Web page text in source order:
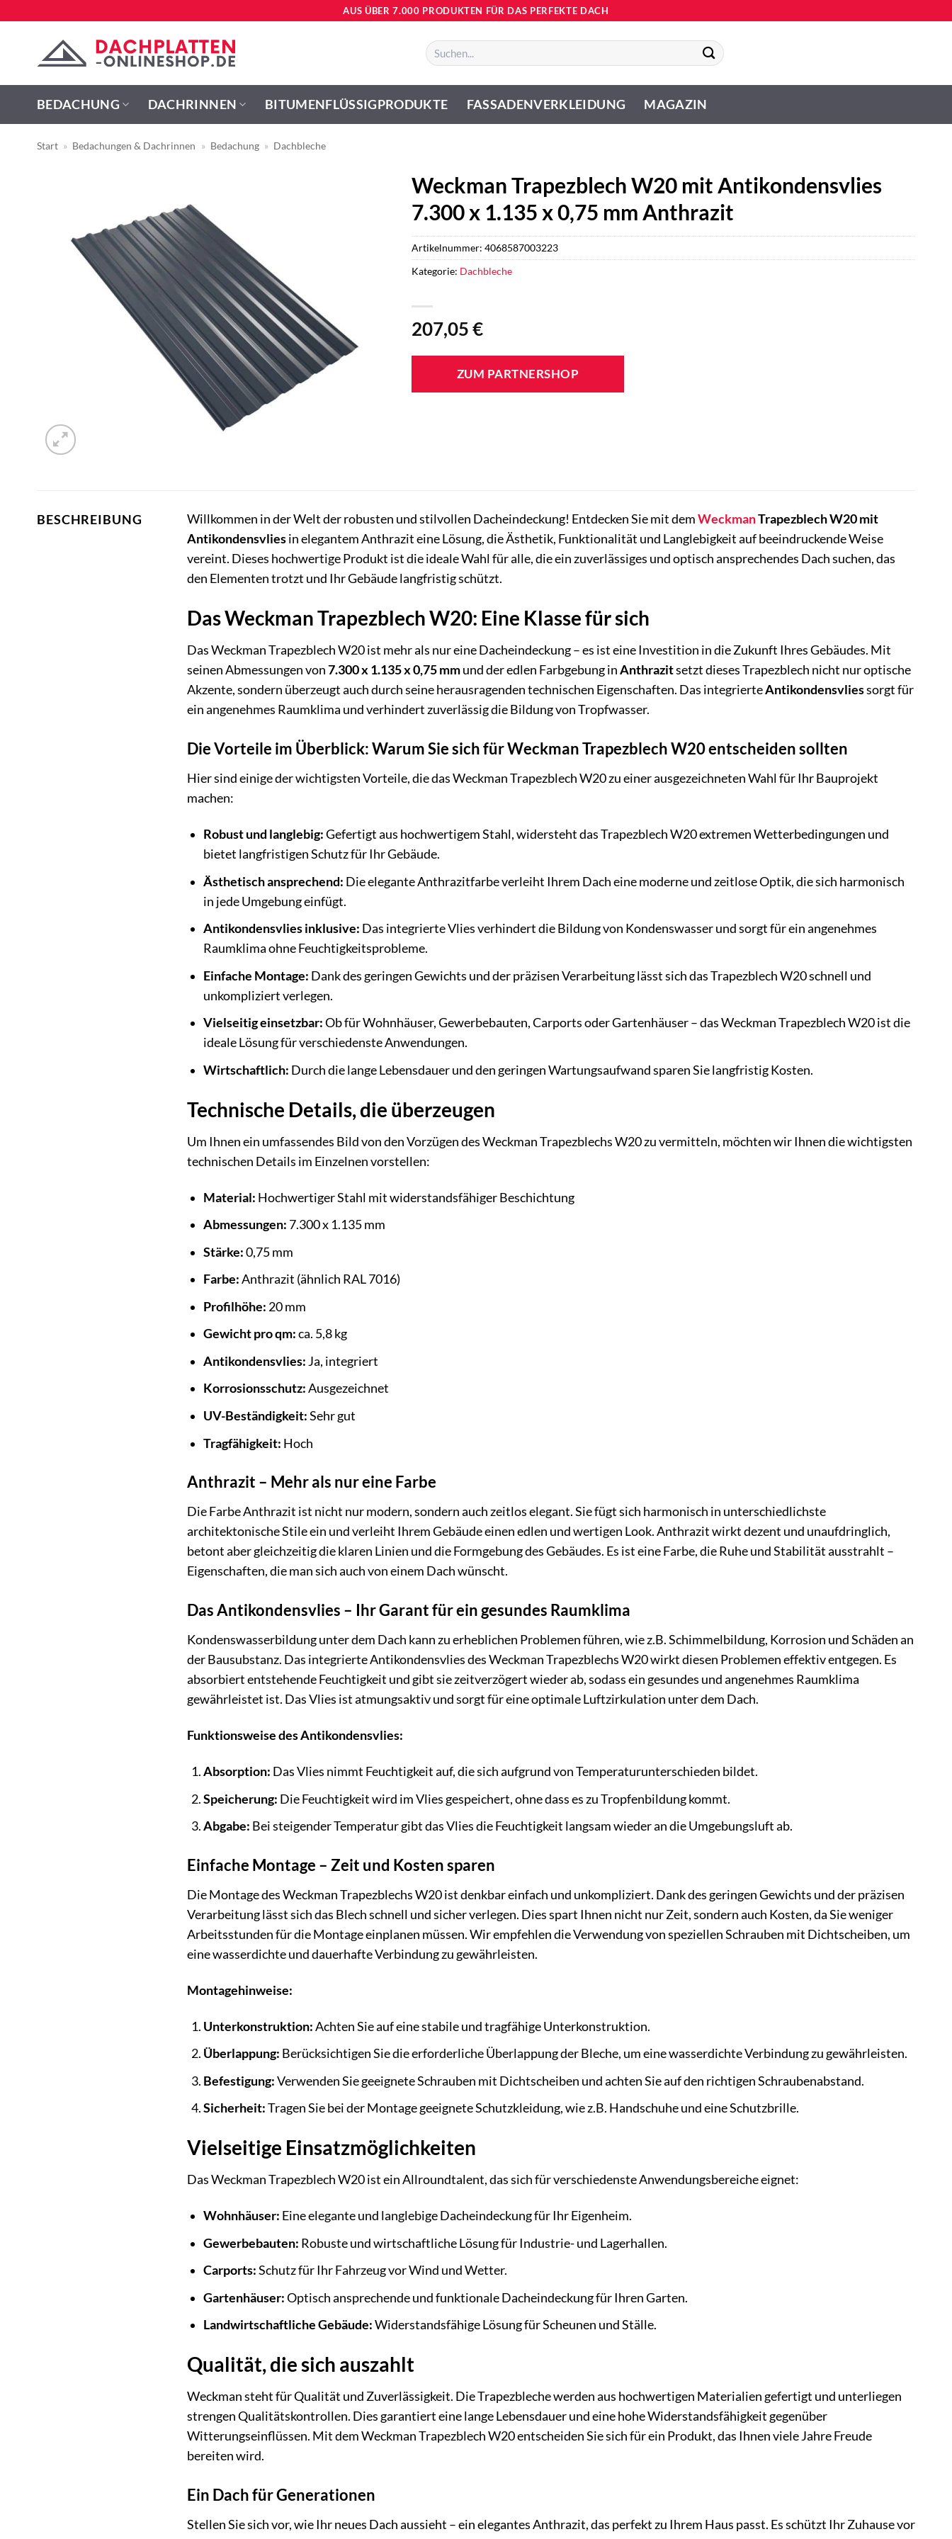
AUS ÜBER 7.000 PRODUKTEN FÜR DAS PERFEKTE DACH
Suchen
nach:
BEDACHUNG DACHRINNEN BITUMENFLÜSSIGPRODUKTE FASSADENVERKLEIDUNG MAGAZIN
Start » Bedachungen & Dachrinnen » Bedachung » Dachbleche
Weckman Trapezblech W20 mit Antikondensvlies
7.300 x 1.135 x 0,75 mm Anthrazit
207,05€
ZUM PARTNERSHOP
Artikelnummer:4068587003223
Kategorie: Dachbleche
BESCHREIBUNG Willkommen in der Welt der robusten und stilvollen Dacheindeckung! Entdecken Sie mit demWeckmanTrapezblech W20 mit
Antikondensvliesin elegantem Anthrazit eine Lösung, die Ästhetik, Funktionalität und Langlebigkeit auf beeindruckende Weise
vereint. Dieses hochwertige Produkt ist die ideale Wahl für alle, die ein zuverlässiges und optisch ansprechendes Dach suchen, das
den Elementen trotzt und Ihr Gebäude langfristig schützt.
Das Weckman Trapezblech W20: Eine Klasse für sich
Das Weckman Trapezblech W20 ist mehr als nur eine Dacheindeckung – es ist eine Investition in die Zukunft Ihres Gebäudes. Mit
seinen Abmessungen von7.300 x 1.135 x 0,75 mmund der edlen Farbgebung inAnthrazitsetzt dieses Trapezblech nicht nur optische
Akzente, sondern überzeugt auch durch seine herausragenden technischen Eigenschaften. Das integrierteAntikondensvliessorgt für
ein angenehmes Raumklima und verhindert zuverlässig die Bildung von Tropfwasser.
Die Vorteile im Überblick: Warum Sie sich für Weckman Trapezblech W20 entscheiden sollten
Hier sind einige der wichtigsten Vorteile, die das Weckman Trapezblech W20 zu einer ausgezeichneten Wahl für Ihr Bauprojekt
machen:
Robust und langlebig:Gefertigt aus hochwertigem Stahl, widersteht das Trapezblech W20 extremen Wetterbedingungen und
bietet langfristigen Schutz für Ihr Gebäude.
Ästhetisch ansprechend: Die elegante Anthrazitfarbe verleiht Ihrem Dach eine moderne und zeitlose Optik, die sich harmonisch
in jede Umgebung einfügt.
Antikondensvlies inklusive: Das integrierte Vlies verhindert die Bildung von Kondenswasser und sorgt für ein angenehmes
Raumklima ohne Feuchtigkeitsprobleme.
Einfache Montage: Dank des geringen Gewichts und der präzisen Verarbeitung lässt sich das Trapezblech W20 schnell und
unkompliziert verlegen.
Vielseitig einsetzbar:Ob für Wohnhäuser, Gewerbebauten, Carports oder Gartenhäuser – das Weckman Trapezblech W20 ist die
ideale Lösung für verschiedenste Anwendungen.
Wirtschaftlich: Durch die lange Lebensdauer und den geringen Wartungsaufwand sparen Sie langfristig Kosten.
Technische Details, die überzeugen
Um Ihnen ein umfassendes Bild von den Vorzügen des Weckman Trapezblechs W20 zu vermitteln, möchten wir Ihnen die wichtigsten
technischen Details im Einzelnen vorstellen:
Material: Hochwertiger Stahl mit widerstandsfähiger Beschichtung
Abmessungen: 7.300 x 1.135 mm
Stärke:0,75 mm
Farbe:Anthrazit (ähnlich RAL 7016)
Profilhöhe: 20 mm
Gewicht pro qm:ca. 5,8 kg
Antikondensvlies: Ja, integriert
Korrosionsschutz:Ausgezeichnet
UV-Beständigkeit:Sehr gut
Tragfähigkeit: Hoch
Anthrazit – Mehr als nur eine Farbe
Die Farbe Anthrazit ist nicht nur modern, sondern auch zeitlos elegant. Sie fügt sich harmonisch in unterschiedlichste
architektonische Stile ein und verleiht Ihrem Gebäude einen edlen und wertigen Look. Anthrazit wirkt dezent und unaufdringlich,
betont aber gleichzeitig die klaren Linien und die Formgebung des Gebäudes. Es ist eine Farbe, die Ruhe und Stabilität ausstrahlt –
Eigenschaften, die man sich auch von einem Dach wünscht.
Das Antikondensvlies – Ihr Garant für ein gesundes Raumklima
Kondenswasserbildung unter dem Dach kann zu erheblichen Problemen führen, wie z.B. Schimmelbildung, Korrosion und Schäden an
der Bausubstanz. Das integrierte Antikondensvlies des Weckman Trapezblechs W20 wirkt diesen Problemen effektiv entgegen. Es
absorbiert entstehende Feuchtigkeit und gibt sie zeitverzögert wieder ab, sodass ein gesundes und angenehmes Raumklima
gewährleistet ist. Das Vlies ist atmungsaktiv und sorgt für eine optimale Luftzirkulation unter dem Dach.
Funktionsweise des Antikondensvlies:
Absorption: Das Vlies nimmt Feuchtigkeit auf, die sich aufgrund von Temperaturunterschieden bildet.
Speicherung: Die Feuchtigkeit wird im Vlies gespeichert, ohne dass es zu Tropfenbildung kommt.
Abgabe: Bei steigender Temperatur gibt das Vlies die Feuchtigkeit langsam wieder an die Umgebungsluft ab.
Einfache Montage – Zeit und Kosten sparen
Die Montage des Weckman Trapezblechs W20 ist denkbar einfach und unkompliziert. Dank des geringen Gewichts und der präzisen
Verarbeitung lässt sich das Blech schnell und sicher verlegen. Dies spart Ihnen nicht nur Zeit, sondern auch Kosten, da Sie weniger
Arbeitsstunden für die Montage einplanen müssen. Wir empfehlen die Verwendung von speziellen Schrauben mit Dichtscheiben, um
eine wasserdichte und dauerhafte Verbindung zu gewährleisten.
Montagehinweise:
Unterkonstruktion:Achten Sie auf eine stabile und tragfähige Unterkonstruktion.
Überlappung: Berücksichtigen Sie die erforderliche Überlappung der Bleche, um eine wasserdichte Verbindung zu gewährleisten.
Befestigung:Verwenden Sie geeignete Schrauben mit Dichtscheiben und achten Sie auf den richtigen Schraubenabstand.
Sicherheit:Tragen Sie bei der Montage geeignete Schutzkleidung, wie z.B. Handschuhe und eine Schutzbrille.
Vielseitige Einsatzmöglichkeiten
Das Weckman Trapezblech W20 ist ein Allroundtalent, das sich für verschiedenste Anwendungsbereiche eignet:
Wohnhäuser: Eine elegante und langlebige Dacheindeckung für Ihr Eigenheim.
Gewerbebauten: Robuste und wirtschaftliche Lösung für Industrie- und Lagerhallen.
Carports:Schutz für Ihr Fahrzeug vor Wind und Wetter.
Gartenhäuser:Optisch ansprechende und funktionale Dacheindeckung für Ihren Garten.
Landwirtschaftliche Gebäude:Widerstandsfähige Lösung für Scheunen und Ställe.
Qualität, die sich auszahlt
Weckman steht für Qualität und Zuverlässigkeit. Die Trapezbleche werden aus hochwertigen Materialien gefertigt und unterliegen
strengen Qualitätskontrollen. Dies garantiert eine lange Lebensdauer und eine hohe Widerstandsfähigkeit gegenüber
Witterungseinflüssen. Mit dem Weckman Trapezblech W20 entscheiden Sie sich für ein Produkt, das Ihnen viele Jahre Freude
bereiten wird.
Ein Dach für Generationen
Stellen Sie sich vor, wie Ihr neues Dach aussieht – ein elegantes Anthrazit, das perfekt zu Ihrem Haus passt. Es schützt Ihr Zuhause vor